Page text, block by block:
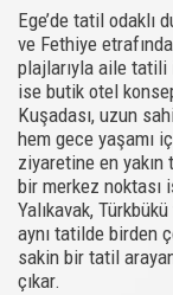
Ege’de tatil odaklı
ve Fethiye
plajlarıyla aile tatili
ise butik otel
Kuşadası, uzun
hem gece yaşamı
ziyaretine en
bir merkez noktası
Yalıkavak,
aynı tatilde birden
sakin bir tatil
çıkar.